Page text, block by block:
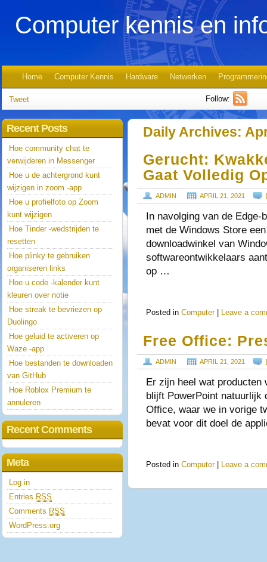
Computer kennis en
Home Computer Kennis Hardware Netwerken
Tweet Follow:
Daily Archives:
Gerucht:
Gaat Volledig
ADMIN APRIL 21, 2021
In navolging van de
met de Windows Store
downloadwinkel van
softwareontwikkelaars
op …
Posted in Computer Leave a
Free Office:
ADMIN APRIL 21, 2021
Er zijn heel wat producten
blijft PowerPoint natuurlijk
Office, waar we in vorige
bevat voor dit doel de
Posted in Computer Leave a
Recent Posts
Hoe community chat te
verwijderen in Messenger
Hoe u de achtergrond kunt
wijzigen in zoom -app
Hoe u profielfoto op Zoom
kunt wijzigen
Hoe Tinder -wedstrijden te
resetten
Hoe plinky te gebruiken
organiseren links
Hoe u code -kalender kunt
kleuren over notie
Hoe streak te bevriezen op
Duolingo
Hoe geluid te activeren op
Waze -app
Hoe bestanden te downloaden
van GitHub
Hoe Roblox Premium te
annuleren
Recent Comments
Meta
Log in
Entries RSS
Comments RSS
WordPress.org